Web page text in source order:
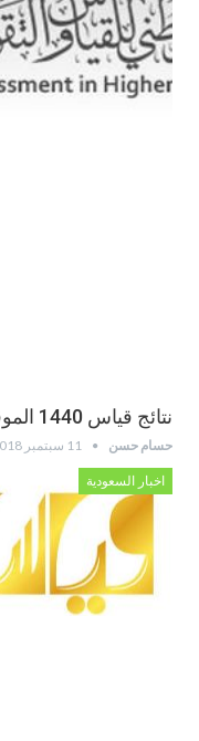
نتائج قياس 1440 الموقع الرسمي لنتيجة القدرات العامة
حسام حسن 11 سبتمبر 2018
اخبار السعودية